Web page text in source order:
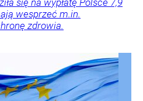
wesprzeć m.in.
zdrowia.